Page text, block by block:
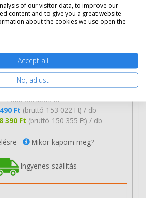
Ft (bruttó 155 816 Ft)
Több darabos ár
Ft (bruttó 153 022 Ft) / db
390 Ft (bruttó 150 355 Ft) / db
Mikor kapom meg?
Ingyenes szállítás
of our visitor data, to improve our
content and to give you a great website
about the cookies we use open the
Accept all
No, adjust